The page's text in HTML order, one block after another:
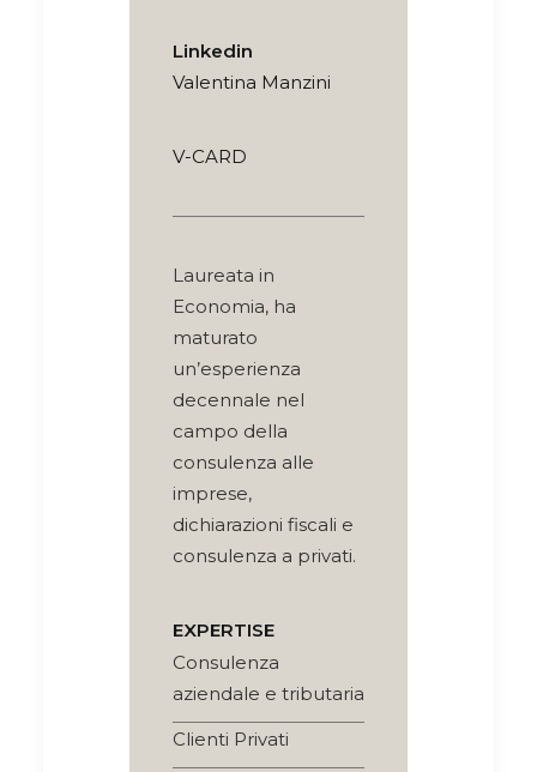
Linkedin
Valentina Manzini
V-CARD
Laureata in
Economia, ha
maturato
un’esperienza
decennale nel
campo della
consulenza alle
imprese,
dichiarazioni fiscali e
consulenza a privati.
EXPERTISE
Consulenza
aziendale e tributaria
Clienti Privati